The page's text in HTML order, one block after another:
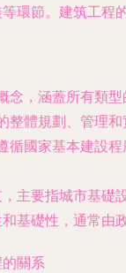
環節。建筑工程
，涵蓋所有類
體規劃、管理
國家基本建設
主要指城市基
基礎性，通常由
關系